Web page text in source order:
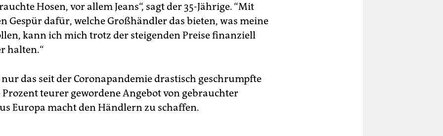
Hosen, vor allem Jeans“, sagt der 35-Jährige. “Mit
Gespür dafür, welche Großhändler das bieten, was meine
kann ich mich trotz der steigenden Preise finanziell
halten.“
das seit der Coronapandemie drastisch geschrumpfte
teurer gewordene Angebot von gebrauchter
Europa macht den Händlern zu schaffen.